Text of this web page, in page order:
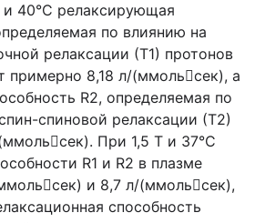
и 40°C релаксирующая
по влиянию на
релаксации (Т1) протонов
примерно 8,18 л/(ммольсек), а
R2, определяемая по
спиновой релаксации (Т2)
При 1,5 Т и 37°C
R1 и R2 в плазме
и 8,7 л/(ммольсек),
способность